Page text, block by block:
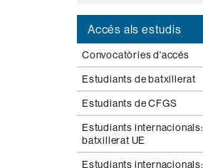
Accés als estudis
Convocatòries d'accés
Estudiants de batxillerat
Estudiants de CFGS
Estudiants internacionals:
batxillerat UE
Estudiants internacionals: